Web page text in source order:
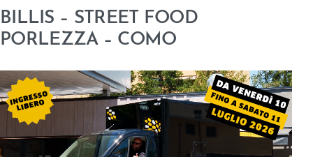
BILLIS – STREET FOOD
PORLEZZA – COMO